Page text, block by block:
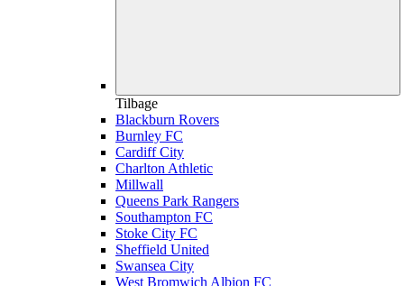
Tilbage
Blackburn Rovers
Burnley FC
Cardiff City
Charlton Athletic
Millwall
Queens Park Rangers
Southampton FC
Stoke City FC
Sheffield United
Swansea City
West Bromwich Albion FC